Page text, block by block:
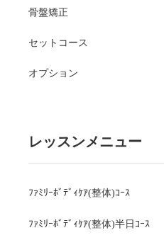
骨盤矯正
セットコース
オプション
レッスンメニュー
ﾌｧﾐﾘｰﾎﾞﾃﾞｨｹｱ(整体)ｺｰｽ
ﾌｧﾐﾘｰﾎﾞﾃﾞｨｹｱ(整体)半日ｺｰｽ